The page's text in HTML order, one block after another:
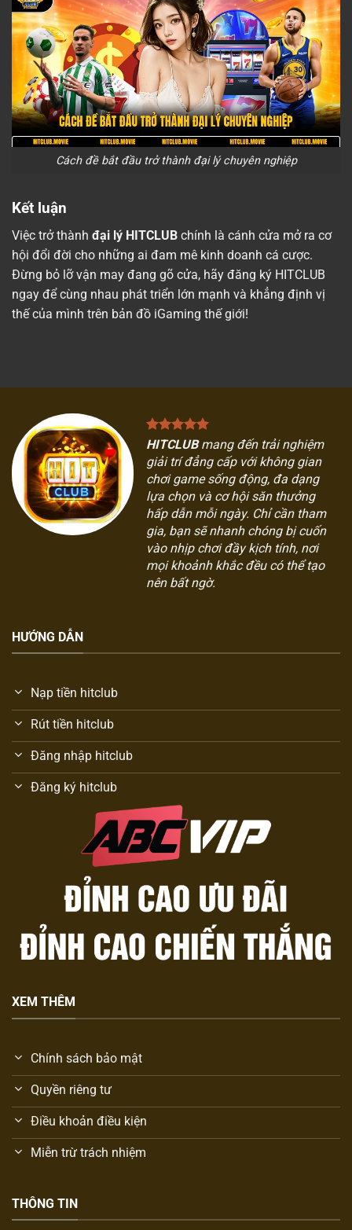
Cách đề bắt đầu trở thành đại lý chuyên nghiệp
Kết luận
Việc trở thành đại lý HITCLUB chính là cánh cửa mở ra cơ
hội đổi đời cho những ai đam mê kinh doanh cá cược.
Đừng bỏ lỡ vận may đang gõ cửa, hãy đăng ký HITCLUB
ngay để cùng nhau phát triển lớn mạnh và khẳng định vị
thế của mình trên bản đồ iGaming thế giới!
HITCLUB mang đến trải nghiệm
giải trí đẳng cấp với không gian
chơi game sống động, đa dạng
lựa chọn và cơ hội săn thưởng
hấp dẫn mỗi ngày. Chỉ cần tham
gia, bạn sẽ nhanh chóng bị cuốn
vào nhịp chơi đầy kịch tính, nơi
mọi khoảnh khắc đều có thể tạo
nên bất ngờ.
HƯỚNG DẪN
Nạp tiền hitclub
Rút tiền hitclub
Đăng nhập hitclub
Đăng ký hitclub
XEM THÊM
Chính sách bảo mật
Quyền riêng tư
Điều khoản điều kiện
Miễn trừ trách nhiệm
THÔNG TIN